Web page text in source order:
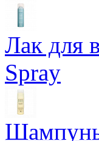
Лак для
Spray
Шампунь